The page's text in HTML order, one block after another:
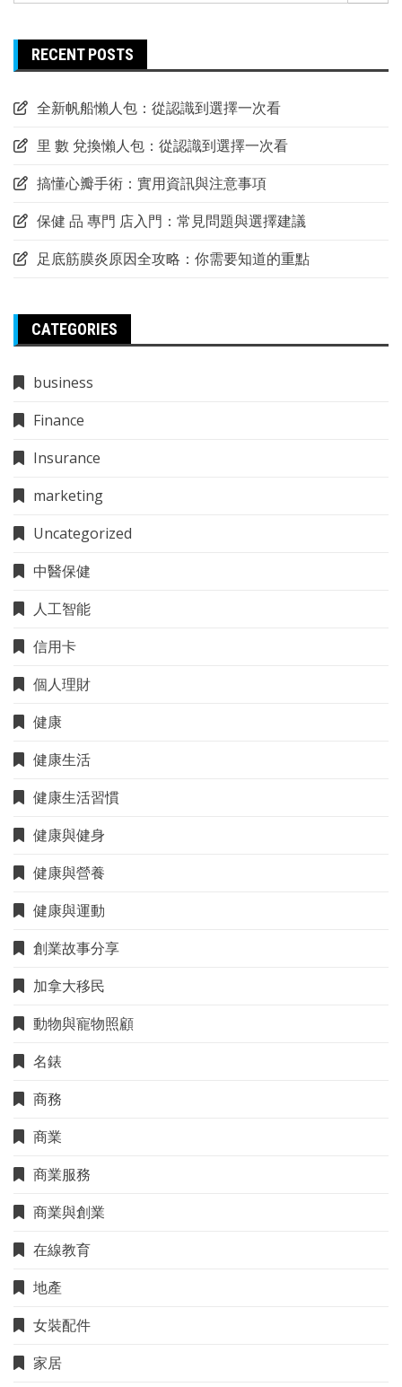
RECENT POSTS
全新帆船懶人包：從認識到選擇一次看
里 數 兌換懶人包：從認識到選擇一次看
搞懂心瓣手術：實用資訊與注意事項
保健 品 專門 店入門：常見問題與選擇建議
足底筋膜炎原因全攻略：你需要知道的重點
CATEGORIES
business
Finance
Insurance
marketing
Uncategorized
中醫保健
人工智能
信用卡
個人理財
健康
健康生活
健康生活習慣
健康與健身
健康與營養
健康與運動
創業故事分享
加拿大移民
動物與寵物照顧
名錶
商務
商業
商業服務
商業與創業
在線教育
地產
女裝配件
家居